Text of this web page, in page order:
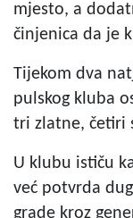
mjesto, a
činjenica da je
Tijekom dva
pulskog kluba
tri zlatne, četiri
U klubu ističu
već potvrda
grade kroz